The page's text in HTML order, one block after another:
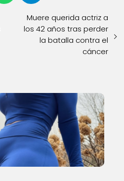
Muere querida actriz a
los 42 años tras perder
la batalla contra el
cáncer